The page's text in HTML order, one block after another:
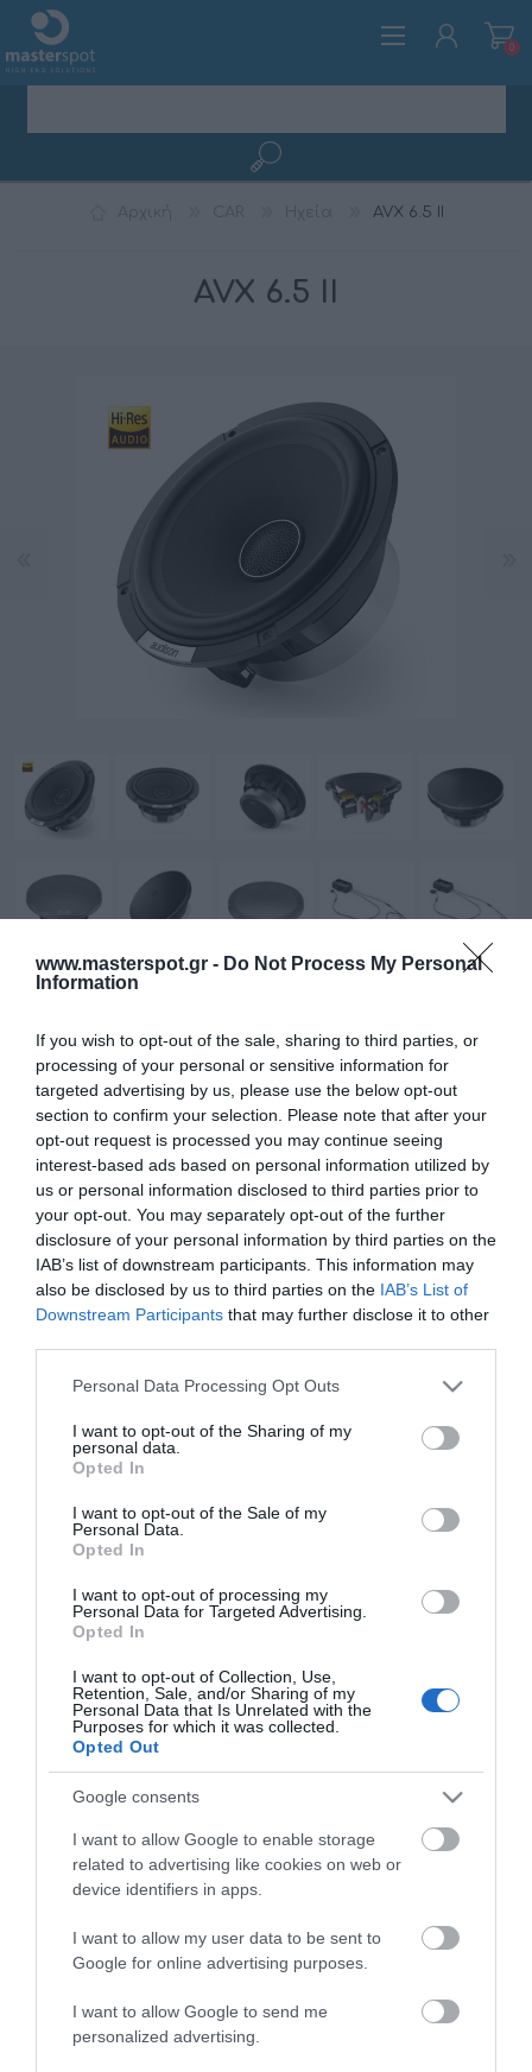
www.masterspot.gr - Do Not Process My Personal
Information
If you wish to opt-out of the sale, sharing to third parties, or
processing of your personal or sensitive information for
targeted advertising by us, please use the below opt-out
section to confirm your selection. Please note that after your
opt-out request is processed you may continue seeing
interest-based ads based on personal information utilized by
us or personal information disclosed to third parties prior to
your opt-out. You may separately opt-out of the further
disclosure of your personal information by third parties on the
IAB’s list of downstream participants. This information may
also be disclosed by us to third parties on the IAB’s List of
Downstream Participants that may further disclose it to other
Please note that this website/app uses one or more Google
not limited to your visit or usage behaviour. You may click to
grant or deny consent to Google and its third-party tags to
use your data for below specified purposes in below Google
consent section.
Personal Data Processing Opt Outs
I want to opt-out of the Sharing of my
personal data.
Opted In
I want to opt-out of the Sale of my
Personal Data.
Opted In
I want to opt-out of processing my
Personal Data for Targeted Advertising.
Opted In
I want to opt-out of Collection, Use,
Retention, Sale, and/or Sharing of my
Personal Data that Is Unrelated with the
Purposes for which it was collected.
Opted Out
Google consents
I want to allow Google to enable storage
related to advertising like cookies on web or
device identifiers in apps.
I want to allow my user data to be sent to
Google for online advertising purposes.
I want to allow Google to send me
personalized advertising.
0
AVX 6.5 II
AVX 6.5 II
και ευκολία στην εγκατάσταση.
Κατασκευαστής: AUDISON
Κωδικός προϊόντος (SKU): 01.01.0111
Διαθεσιμότητα: Άμεσα Διαθέσιμο
388,00 €
349,00 €
Ποσότητα:
ΧΑΡΑΚΤΗΡΙΣΤΙΚΑ
ΕΠΙΚΟΙΝΩΝΙΑ
Το ομοαξονικό ηχείο AVX 6.5 II είναι ένα
ξεχωριστό ηχείο της σειράς Audison VOCE II,